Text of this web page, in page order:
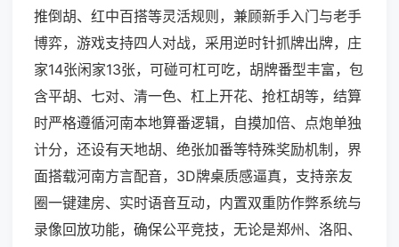
推倒胡、红中百搭等灵活规则，兼顾新手入门与老手
博弈，游戏支持四人对战，采用逆时针抓牌出牌，庄
家14张闲家13张，可碰可杠可吃，胡牌番型丰富，包
含平胡、七对、清一色、杠上开花、抢杠胡等，结算
时严格遵循河南本地算番逻辑，自摸加倍、点炮单独
计分，还设有天地胡、绝张加番等特殊奖励机制，界
面搭载河南方言配音，3D牌桌质感逼真，支持亲友
圈一键建房、实时语音互动，内置双重防作弊系统与
录像回放功能，确保公平竞技，无论是郑州、洛阳、